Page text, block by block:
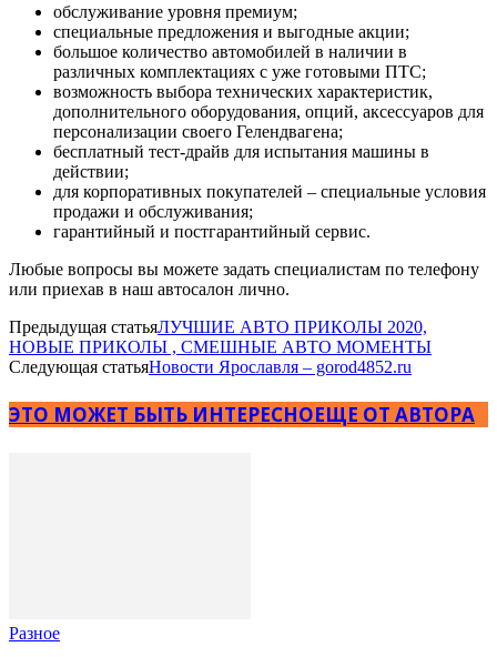
обслуживание уровня премиум;
специальные предложения и выгодные акции;
большое количество автомобилей в наличии в
различных комплектациях с уже готовыми ПТС;
возможность выбора технических характеристик,
дополнительного оборудования, опций, аксессуаров для
персонализации своего Гелендвагена;
бесплатный тест-драйв для испытания машины в
действии;
для корпоративных покупателей – специальные условия
продажи и обслуживания;
гарантийный и постгарантийный сервис.
Любые вопросы вы можете задать специалистам по телефону
или приехав в наш автосалон лично.
Предыдущая статьяЛУЧШИЕ АВТО ПРИКОЛЫ 2020,
НОВЫЕ ПРИКОЛЫ , СМЕШНЫЕ АВТО МОМЕНТЫ
Следующая статьяНовости Ярославля – gorod4852.ru
ЭТО МОЖЕТ БЫТЬ ИНТЕРЕСНОЕЩЕ ОТ АВТОРА
Разное